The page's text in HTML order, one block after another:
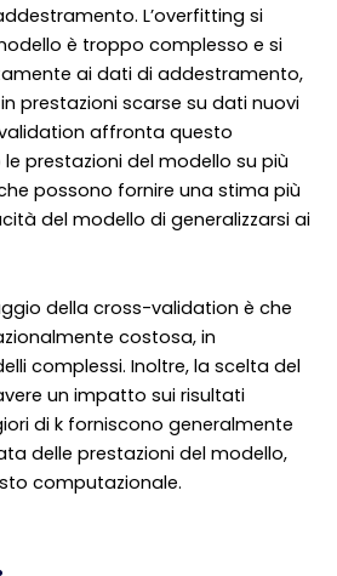
L’overfitting si
è troppo complesso e si
ai dati di addestramento,
prestazioni scarse su dati nuovi
affronta questo
prestazioni del modello su più
possono fornire una stima più
del modello di generalizzarsi ai
della cross-validation è che
costosa, in
complessi. Inoltre, la scelta del
un impatto sui risultati
di k forniscono generalmente
delle prestazioni del modello,
computazionale.